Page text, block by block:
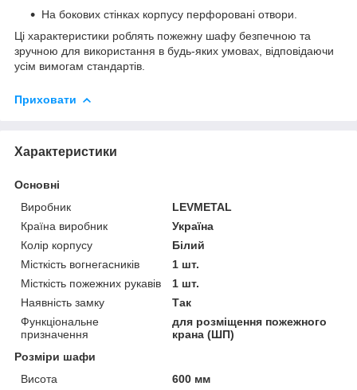
На бокових стінках корпусу перфоровані отвори.
Ці характеристики роблять пожежну шафу безпечною та
зручною для використання в будь-яких умовах, відповідаючи
усім вимогам стандартів.
Приховати
Характеристики
Основні
Виробник
LEVMETAL
Країна виробник
Україна
Колір корпусу
Білий
Місткість вогнегасників
1 шт.
Місткість пожежних рукавів
1 шт.
Наявність замку
Так
Функціональне
призначення
для розміщення пожежного
крана (ШП)
Розміри шафи
Висота
600 мм